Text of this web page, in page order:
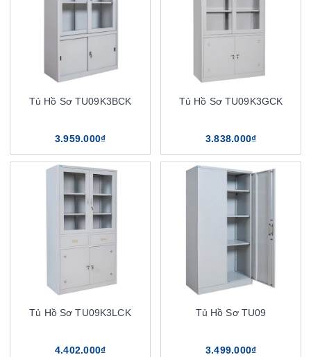
Tủ Hồ Sơ TU09K3BCK
3.959.000₫
Tủ Hồ Sơ TU09K3GCK
3.838.000₫
Tủ Hồ Sơ TU09K3LCK
4.402.000₫
Tủ Hồ Sơ TU09
3.499.000₫